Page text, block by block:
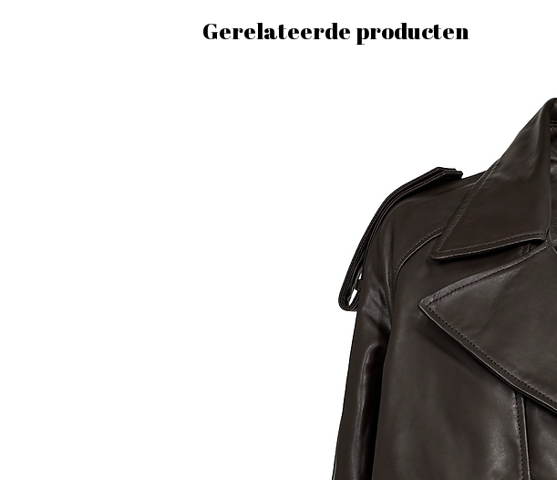
Gerelateerde producten